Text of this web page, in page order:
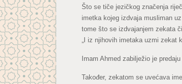
Što se tiče jezičkog značenja
imetka kojeg izdvaja musliman
tome što se izdvajanjem zekata
„I iz njihovih imetaka uzmi zekat
Imam Ahmed zabilježio je
Također, zekatom se uvećava